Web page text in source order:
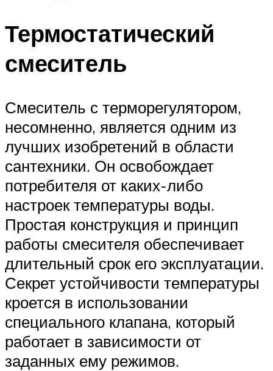
Термостатический
смеситель
Смеситель с терморегулятором,
несомненно, является одним из
лучших изобретений в области
сантехники. Он освобождает
потребителя от каких-либо
настроек температуры воды.
Простая конструкция и принцип
работы смесителя обеспечивает
длительный срок его эксплуатации.
Секрет устойчивости температуры
кроется в использовании
специального клапана, который
работает в зависимости от
заданных ему режимов.